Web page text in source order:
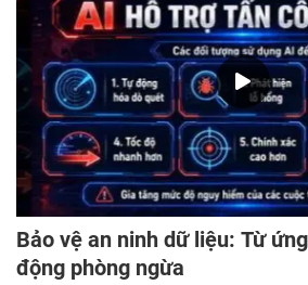
Bảo vệ an ninh dữ liệu: Từ
động phòng ngừa